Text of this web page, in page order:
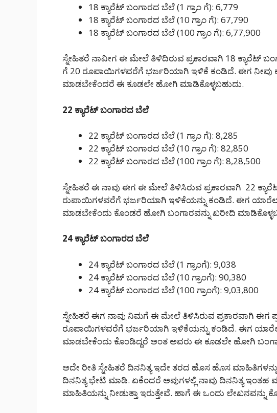
18 ಕ್ಯಾರೆಟ್ ಬಂಗಾರದ ಬೆಲೆ (1 ಗ್ರಾಂ ಗೆ): 6,779
18 ಕ್ಯಾರೆಟ್ ಬಂಗಾರದ ಬೆಲೆ (10 ಗ್ರಾಂ ಗೆ): 67,790
18 ಕ್ಯಾರೆಟ್ ಬಂಗಾರದ ಬೆಲೆ (100 ಗ್ರಾಂ ಗೆ): 6,77,900
ಸ್ನೇಹಿತರೆ ನಾವೀಗ ಈ ಮೇಲೆ ತಿಳಿದಿರುವ ಪ್ರಕಾರವಾಗಿ 18 ಕ್ಯಾರೆಟ್
ಗೆ 20 ರೂಪಾಯಿಗಳವರೆಗೆ ಭರ್ಜರಿಯಾಗಿ ಇಳಿಕೆ ಕಂಡಿದೆ. ಈಗ ನೀವು
ಮಾಡಬೇಕೆಂದರೆ ಈ ಕೂಡಲೇ ಹೋಗಿ ಮಾಡಿಕೊಳ್ಳಬಹುದು.
22 ಕ್ಯಾರೆಟ್ ಬಂಗಾರದ ಬೆಲೆ
22 ಕ್ಯಾರೆಟ್ ಬಂಗಾರದ ಬೆಲೆ (1 ಗ್ರಾಂ ಗೆ): 8,285
22 ಕ್ಯಾರೆಟ್ ಬಂಗಾರದ ಬೆಲೆ (10 ಗ್ರಾಂ ಗೆ): 82,850
22 ಕ್ಯಾರೆಟ್ ಬಂಗಾರದ ಬೆಲೆ (100 ಗ್ರಾಂ ಗೆ): 8,28,500
ಸ್ನೇಹಿತರೆ ಈ ನಾವು ಈಗ ಈ ಮೇಲೆ ತಿಳಿಸಿರುವ ಪ್ರಕಾರವಾಗಿ 22
ರುಪಾಯಿಗಳವರೆಗೆ ಭರ್ಜರಿಯಾಗಿ ಇಳಿಕೆಯನ್ನು ಕಂಡಿದೆ. ಈಗ
ಮಾಡಬೇಕೆಂದು ಕೊಂಡರೆ ಹೋಗಿ ಬಂಗಾರವನ್ನು ಖರೀದಿ
24 ಕ್ಯಾರೆಟ್ ಬಂಗಾರದ ಬೆಲೆ
24 ಕ್ಯಾರೆಟ್ ಬಂಗಾರದ ಬೆಲೆ (1 ಗ್ರಾಂಗೆ): 9,038
24 ಕ್ಯಾರೆಟ್ ಬಂಗಾರದ ಬೆಲೆ (10 ಗ್ರಾಂಗೆ): 90,380
24 ಕ್ಯಾರೆಟ್ ಬಂಗಾರದ ಬೆಲೆ (100 ಗ್ರಾಂಗೆ): 9,03,800
ಸ್ನೇಹಿತರೆ ಈಗ ನಾವು ನಿಮಗೆ ಈ ಮೇಲೆ ತಿಳಿಸಿರುವ ಪ್ರಕಾರವಾಗಿ ಈಗ
ರೂಪಾಯಿಗಳವರೆಗೆ ಭರ್ಜರಿಯಾಗಿ ಇಳಿಕೆಯನ್ನು ಕಂಡಿದೆ. ಈಗ
ಮಾಡಬೇಕೆಂದು ಕೊಂಡಿದ್ದರೆ ಅಂತ ಅವರು ಈ ಕೂಡಲೇ ಹೋಗಿ
ಅದೇ ರೀತಿ ಸ್ನೇಹಿತರೆ ದಿನನಿತ್ಯ ಇದೇ ತರದ ಹೊಸ ಹೊಸ
ದಿನನಿತ್ಯ ಭೇಟಿ ಮಾಡಿ. ಏಕೆಂದರೆ ಅವುಗಳಲ್ಲಿ ನಾವು ದಿನನಿತ್ಯ
ಮಾಹಿತಿಯನ್ನು ನೀಡುತ್ತಾ ಇರುತ್ತೇವೆ. ಹಾಗೆ ಈ ಒಂದು ಲೇಖನವನ್ನು